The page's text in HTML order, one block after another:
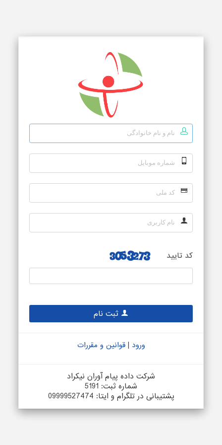
کد تایید
ثبت نام
ورود |قوانین و مقررات
شرکت داده پیام آوران نیکراد
شماره ثبت: 5191
پشتیبانی در تلگرام و ایتا: 09999527474